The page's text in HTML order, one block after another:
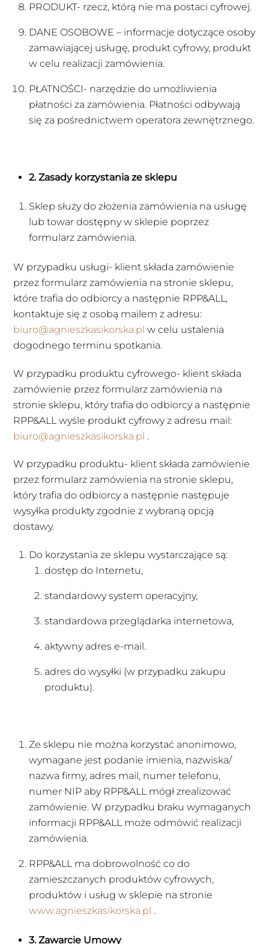
PRODUKT- rzecz, którą nie ma postaci cyfrowej.
DANE OSOBOWE – informacje dotyczące osoby
zamawiającej usługę, produkt cyfrowy, produkt
w celu realizacji zamówienia.
PŁATNOŚCI- narzędzie do umożliwienia
płatności za zamówienia. Płatności odbywają
się za pośrednictwem operatora zewnętrznego.
2. Zasady korzystania ze sklepu
Sklep służy do złożenia zamówienia na usługę
lub towar dostępny w sklepie poprzez
formularz zamówienia.
W przypadku usługi- klient składa zamówienie
przez formularz zamówienia na stronie sklepu,
które trafia do odbiorcy a następnie RPP&ALL,
kontaktuje się z osobą mailem z adresu:
biuro@agnieszkasikorska.pl w celu ustalenia
dogodnego terminu spotkania.
W przypadku produktu cyfrowego- klient składa
zamówienie przez formularz zamówienia na
stronie sklepu, który trafia do odbiorcy a następnie
RPP&ALL wyśle produkt cyfrowy z adresu mail:
biuro@agnieszkasikorska.pl .
W przypadku produktu- klient składa zamówienie
przez formularz zamówienia na stronie sklepu,
który trafia do odbiorcy a następnie następuje
wysyłka produkty zgodnie z wybraną opcją
dostawy.
Do korzystania ze sklepu wystarczające są:
dostęp do Internetu,
standardowy system operacyjny,
standardowa przeglądarka internetowa,
aktywny adres e-mail.
adres do wysyłki (w przypadku zakupu
produktu).
Ze sklepu nie można korzystać anonimowo,
wymagane jest podanie imienia, nazwiska/
nazwa firmy, adres mail, numer telefonu,
numer NIP aby RPP&ALL mógł zrealizować
zamówienie. W przypadku braku wymaganych
informacji RPP&ALL może odmówić realizacji
zamówienia.
RPP&ALL ma dobrowolność co do
zamieszczanych produktów cyfrowych,
produktów i usług w sklepie na stronie
www.agnieszkasikorska.pl .
3. Zawarcie Umowy